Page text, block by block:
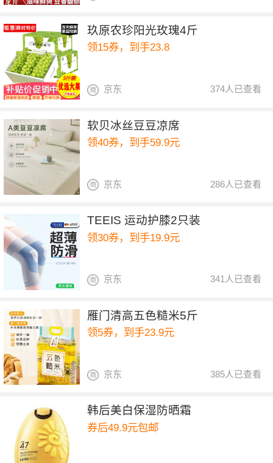
玖原农珍阳光玫瑰4斤
领15券，到手23.8
374人已查看
京东
软贝冰丝豆豆凉席
领40券，到手59.9元
286人已查看
京东
TEEIS 运动护膝2只装
领30券，到手19.9元
341人已查看
京东
雁门清高五色糙米5斤
领5券，到手23.9元
385人已查看
京东
韩后美白保湿防晒霜
券后49.9元包邮